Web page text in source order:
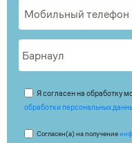
Я согласен на обработку
обработки персональных
Согласен(а) на получение